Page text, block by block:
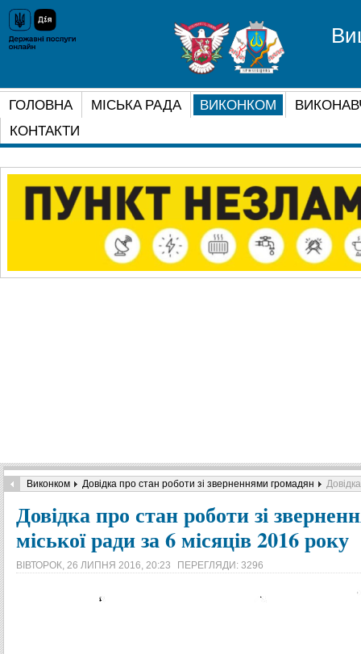
ГОЛОВНА МІСЬКА РАДА ВИКОНКОМ
КОНТАКТИ
Виконком Довідка про стан роботи зі зверненнями громадян
Довідка про стан роботи зі
міської ради за 6 місяців 2016 року
ВІВТОРОК, 26 ЛИПНЯ 2016, 20:23 ПЕРЕГЛЯДИ: 3296